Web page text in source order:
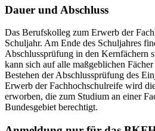
Dauer und Abschluss
Das Berufskolleg zum Erwerb der
Schuljahr. Am Ende des Schuljahres
Abschlussprüfung in den Kernfächern
kann sich auf alle maßgeblichen
Bestehen der Abschlussprüfung des
Erwerb der Fachhochschulreife wird
erworben, die zum Studium an einer
Bundesgebiet berechtigt.